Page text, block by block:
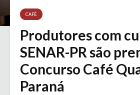
CAFÉ
Produtores com
SENAR-PR são
Concurso Café
Paraná